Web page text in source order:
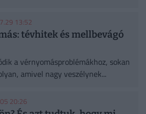
13:52
tévhitek és mellbevágó
a vérnyomásproblémákhoz, sokan
amivel nagy veszélynek...
20:26